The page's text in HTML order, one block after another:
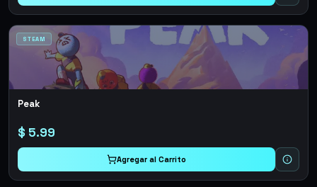
STEAM
Peak
$ 5.99
Agregar al Carrito